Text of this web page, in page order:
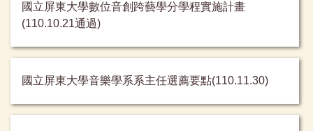
國立屏東大學數位音創跨藝學分學程實施計畫
(110.10.21通過)
國立屏東大學音樂學系系主任選薦要點(110.11.30)